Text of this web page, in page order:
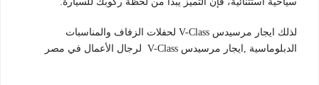
لذلك ايجار مرسيدس V-Class لحفلات الزفاف والمناسبات
الدبلوماسية ,ايجار مرسيدس V-Class لرجال الأعمال في مصر